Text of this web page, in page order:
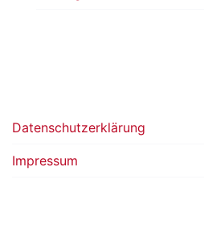
Datenschutzerklärung
Impressum